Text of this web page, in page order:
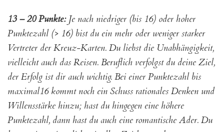
13 – 20 Punkte: Je nach niedriger (bis 16) oder hoher
Punktezahl (> 16) bist du ein mehr oder weniger starker
Vertreter der Kreuz-Karten. Du liebst die Unabhängigkeit,
vielleicht auch das Reisen. Beruflich verfolgst du deine Ziel,
der Erfolg ist dir auch wichtig. Bei einer Punktezahl bis
maximal16 kommt noch ein Schuss rationales Denken und
Willensstärke hinzu; hast du hingegen eine höhere
Punktezahl, dann hast du auch eine romantische Ader. Du